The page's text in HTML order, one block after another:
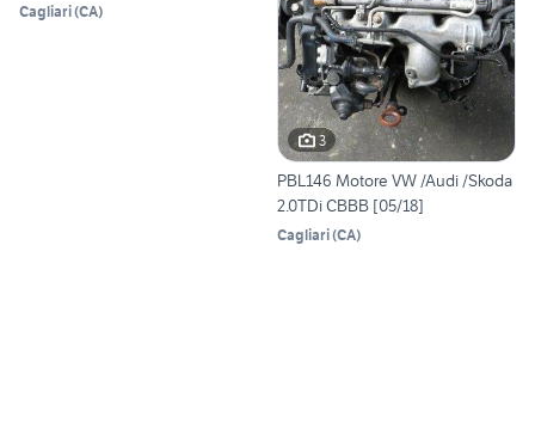
Cagliari(CA)
3
PBL146 Motore VW /Audi /Skoda
2.0TDi CBBB [05/18]
Cagliari(CA)